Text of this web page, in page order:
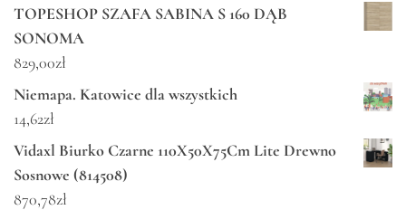
TOPESHOP SZAFA SABINA S 160 DĄB
SONOMA
829,00zł
Niemapa. Katowice dla wszystkich
14,62zł
Vidaxl Biurko Czarne 110X50X75Cm Lite Drewno
Sosnowe (814508)
870,78zł